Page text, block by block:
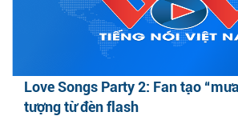
Love Songs Party 2: Fan tạo
tượng từ đèn flash